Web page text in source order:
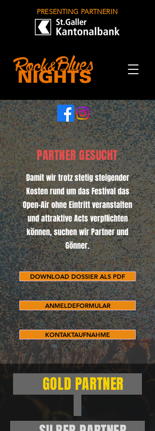
PRESENTING PARTNERIN
PARTNER GESUCHT
Damit wir trotz stetig steigender
Kosten rund um das Festival das
Open-Air ohne Eintritt veranstalten
und attraktive Acts verpflichten
können, suchen wir Partner und
Gönner.
DOWNLOAD DOSSIER ALS PDF
ANMELDEFORMULAR
KONTAKTAUFNAHME
GOLD PARTNER